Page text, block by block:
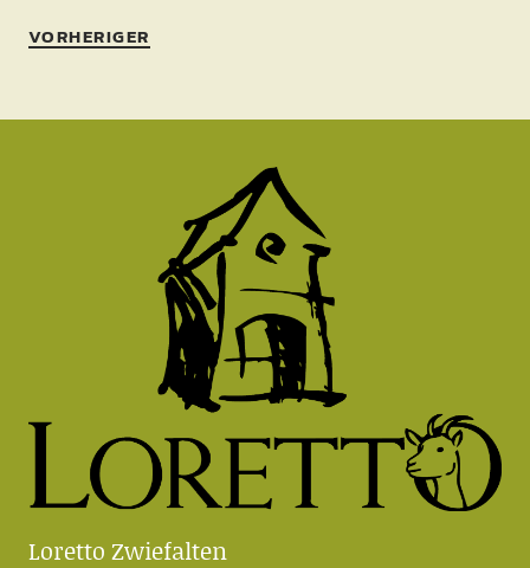
VORHERIGER
Loretto Zwiefalten